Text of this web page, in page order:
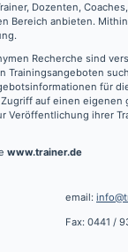
Dozenten,
Bereich anbieten.
Recherche sind
Trainingsangeboten
für
auf einen
Veröffentlichung ihrer
www.trainer.de
email:
Fax: 0441 /